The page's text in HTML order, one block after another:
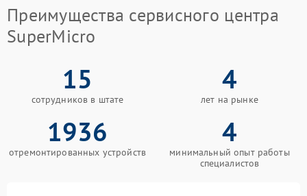
Преимущества сервисного центра
SuperMicro
15
сотрудников в штате
4
лет на рынке
1936
отремонтированных устройств
4
минимальный опыт работы
специалистов